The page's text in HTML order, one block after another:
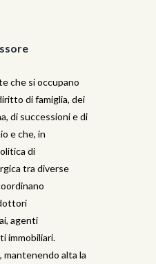
che si occupano
di famiglia, dei
di successioni e di
e che, in
di
tra diverse
agenti
immobiliari.
alta la